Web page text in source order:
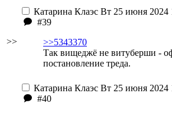
>>
Катарина Клаэс Вт 25 июня 2024
#39
>>5343370
Так вищеджё не витуберши -
постановление треда.
Катарина Клаэс Вт 25 июня 2024
#40